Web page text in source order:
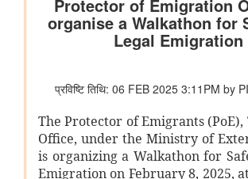
विषय: राष्ट्रीय खाद्य तेल मिशन तिलहन (एनएमईओ-
विषय: तिलहन एवं दलहन के उत्पादन को बढ़ाने के लिए
क्रियान्वयन
वाणिज्‍य एवं उद्योग मंत्रालय
जेम ने सार्वजनिक खरीद में बदलाव लाने का एक दशक
20 लाख करोड़ रुपये से ज्यादा हुआ